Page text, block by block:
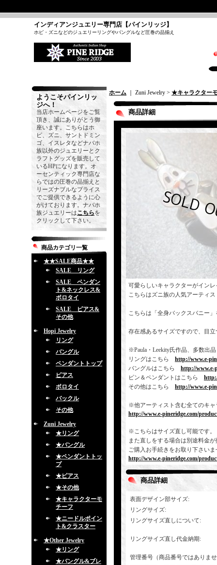
インディアンジュエリー専門店【パインリッジ】
ホピ・ズニなどのジュエリーリングやバングルなど圧巻の品揃え
ようこそパインリッ
ジへ！
当店ホームページをご覧
頂き、誠にありがとう御
座います。こちらはホ
ピ、ズニ、サントドミン
ゴ、イスレタなどナバホ
族以外のジュエリーとク
ラフトグッズを販売して
いるHPになります。オ
ーセンティック専門店な
らではの圧巻の品揃えと
リーズナブルなプライス
でご提供できるように心
がけております。ナバホ
族ジュエリーはこちらを
クリックして下さい。
商品カテゴリ一覧
★★SALE商品★★
SALE リング
SALE ペンダン
ト&ネックレス&
ボロタイ
SALE ピアス&
その他
Hopi Jewelry
リング
バングル
ペンダントトップ
ピアス
ボロタイ
バックル
その他
Zuni Jewelry
★リング
★バングル
★ペンダントトッ
プ
★ピアス
★その他
★キャラクターモ
チーフ
★ニードルポイン
ト&クラスター
★Other Jewelry
★リング
★バングル&ブレ
ホーム ｜ Zuni Jewelry > ★キャラクター
商品詳細
可愛らしいキャラクターがイン
こちらはズニ族の人気アーティ
こちらは「全身バックスバニー
存在感あるサイズですので、目
※Paula・Leekity氏作品、多数出
リングはこちら http://www.e-
バングルはこちら http://www.e-
ピン＆ペンダントはこちら
その他はこちら http://www.e-
※他アーティスト含む全てのキ
http://www.e-pineridge.com/
※こちらはサイズ直し可能です
また直しをする場合は別途料金
ご購入お手続きをお取り下さいま
http://www.e-pineridge.com/
商品詳細
表面デザイン部サイズ:
リングサイズ:
リングサイズ直しについて:
リングサイズ直し代金納期:
管理番号（商品番号ではありま